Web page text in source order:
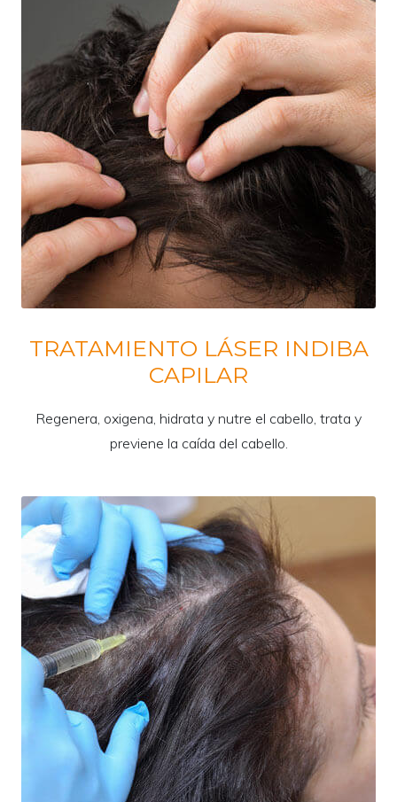
TRATAMIENTO LÁSER INDIBA
CAPILAR
Regenera, oxigena, hidrata y nutre el cabello, trata y
previene la caída del cabello.